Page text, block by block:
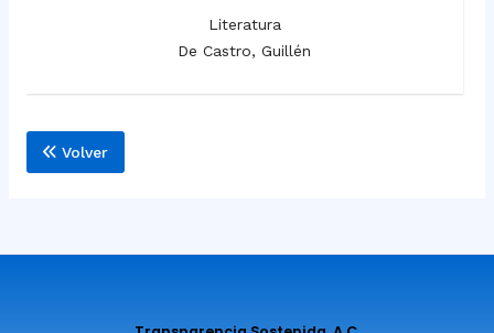
Literatura
De Castro, Guillén
Volver